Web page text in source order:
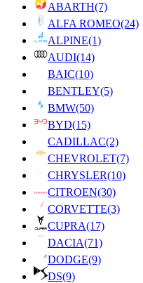
ABARTH(7)
ALFA ROMEO(24)
ALPINE(1)
AUDI(14)
BAIC(10)
BENTLEY(5)
BMW(50)
BYD(15)
CADILLAC(2)
CHEVROLET(7)
CHRYSLER(10)
CITROEN(30)
CORVETTE(3)
CUPRA(17)
DACIA(71)
DODGE(9)
DS(9)